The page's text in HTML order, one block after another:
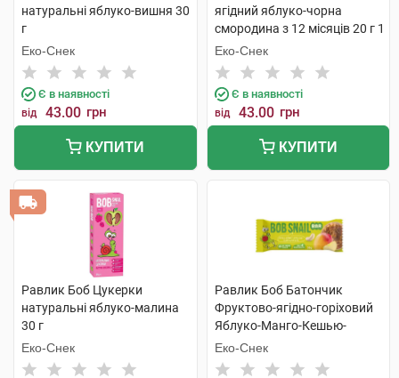
натуральні яблуко-вишня 30
г
Еко-Снек
Є в наявності
від 43.00 грн
КУПИТИ
ягідний яблуко-чорна
смородина з 12 місяців 20 г 1
пакет
Еко-Снек
Є в наявності
від 43.00 грн
КУПИТИ
Равлик Боб Цукерки
натуральні яблуко-малина
30 г
Еко-Снек
Равлик Боб Батончик
Фруктово-ягідно-горіховий
Яблуко-Манго-Кешью-
Криспи Кіноа 35 г 1 шт
Еко-Снек